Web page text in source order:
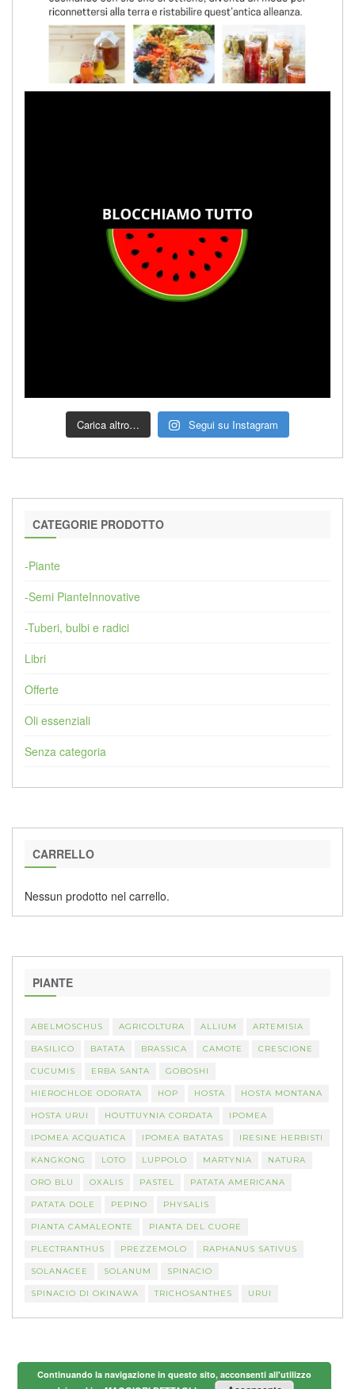
Carica altro… Segui su Instagram
CATEGORIE PRODOTTO
-Piante
-Semi PianteInnovative
-Tuberi, bulbi e radici
Libri
Offerte
Oli essenziali
Senza categoria
CARRELLO
Nessun prodotto nel carrello.
PIANTE
ABELMOSCHUS AGRICOLTURA ALLIUM ARTEMISIA
BASILICO BATATA BRASSICA CAMOTE CRESCIONE
CUCUMIS ERBA SANTA GOBOSHI
HIEROCHLOE ODORATA HOP HOSTA HOSTA MONTANA
HOSTA URUI HOUTTUYNIA CORDATA IPOMEA
IPOMEA ACQUATICA IPOMEA BATATAS IRESINE HERBISTI
KANGKONG LOTO LUPPOLO MARTYNIA NATURA
ORO BLU OXALIS PASTEL PATATA AMERICANA
PATATA DOLE PEPINO PHYSALIS
PIANTA CAMALEONTE PIANTA DEL CUORE
PLECTRANTHUS PREZZEMOLO RAPHANUS SATIVUS
SOLANACEE SOLANUM SPINACIO
SPINACIO DI OKINAWA TRICHOSANTHES URUI
Continuando la navigazione in questo sito, acconsenti all'utilizzo